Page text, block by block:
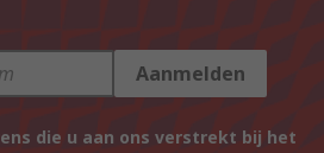
Aanmelden
die u aan ons verstrekt bij het